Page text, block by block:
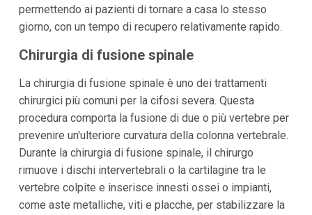
permettendo ai pazienti di tornare a casa lo stesso
giorno, con un tempo di recupero relativamente rapido.
Chirurgia di fusione spinale
La chirurgia di fusione spinale è uno dei trattamenti
chirurgici più comuni per la cifosi severa. Questa
procedura comporta la fusione di due o più vertebre per
prevenire un'ulteriore curvatura della colonna vertebrale.
Durante la chirurgia di fusione spinale, il chirurgo
rimuove i dischi intervertebrali o la cartilagine tra le
vertebre colpite e inserisce innesti ossei o impianti,
come aste metalliche, viti e placche, per stabilizzare la